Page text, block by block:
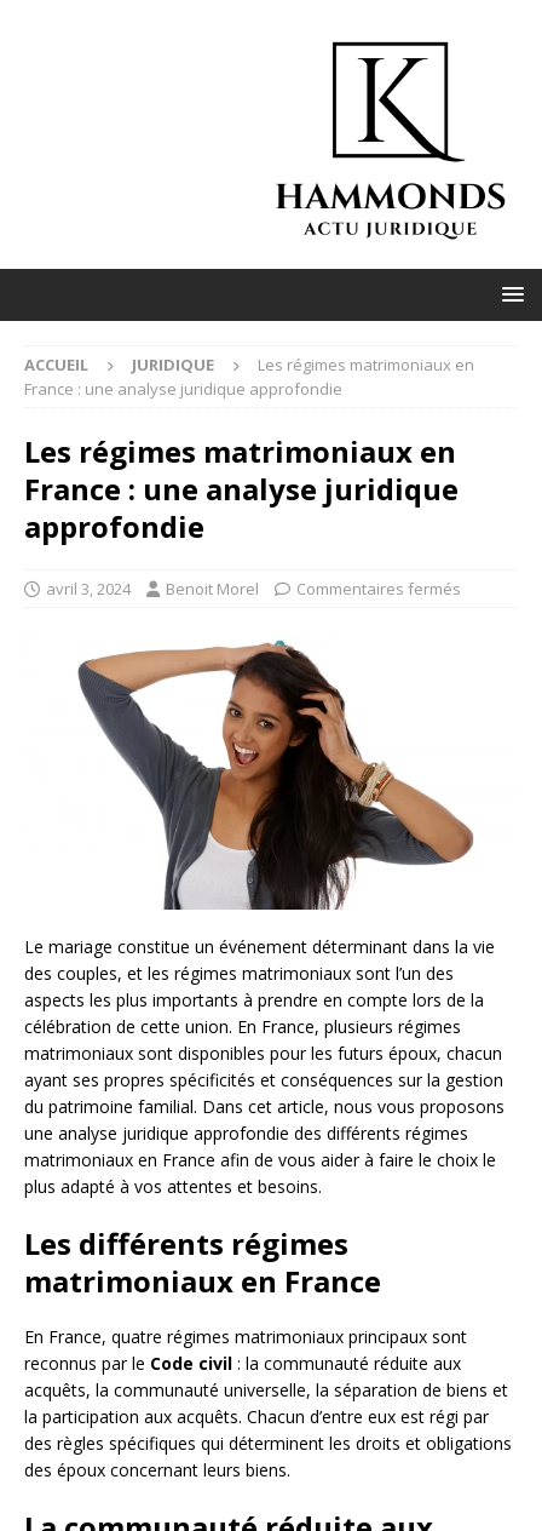
ACCUEIL JURIDIQUE
Les régimes matrimoniaux en
France : une analyse juridique approfondie
Les régimes matrimoniaux en
France : une analyse juridique
approfondie
avril 3, 2024 Benoit Morel Commentaires fermés
Le mariage constitue un événement déterminant dans la vie
des couples, et les régimes matrimoniaux sont l’un des
aspects les plus importants à prendre en compte lors de la
célébration de cette union. En France, plusieurs régimes
matrimoniaux sont disponibles pour les futurs époux, chacun
ayant ses propres spécificités et conséquences sur la gestion
du patrimoine familial. Dans cet article, nous vous proposons
une analyse juridique approfondie des différents régimes
matrimoniaux en France afin de vous aider à faire le choix le
plus adapté à vos attentes et besoins.
Les différents régimes
matrimoniaux en France
En France, quatre régimes matrimoniaux principaux sont
reconnus par le Code civil : la communauté réduite aux
acquêts, la communauté universelle, la séparation de biens et
la participation aux acquêts. Chacun d’entre eux est régi par
des règles spécifiques qui déterminent les droits et obligations
des époux concernant leurs biens.